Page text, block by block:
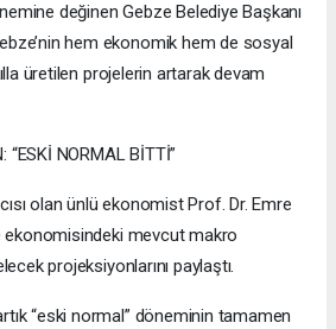
değinen Gebze Belediye Başkanı
hem ekonomik hem de sosyal
üretilen projelerin artarak devam
“ESKİ NORMAL BİTTİ”
olan ünlü ekonomist Prof. Dr. Emre
ekonomisindeki mevcut makro
projeksiyonlarını paylaştı.
“eski normal” döneminin tamamen